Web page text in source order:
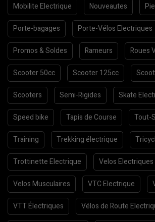
Mobilite Electrique Nouveautes
Porte-bagages Porte-Vélos Electriques
Promos & Soldes Rameurs Roues
Scooter 50cc Scooter 125cc
Scooters Semi-Rigides Skate
Speed bike Tapis de Course Tout-
Training Trekking électrique
Trottinette Electrique Velos Electriques
Velos Musculaires VTC Electrique
VTT Électriques Vélos de Route